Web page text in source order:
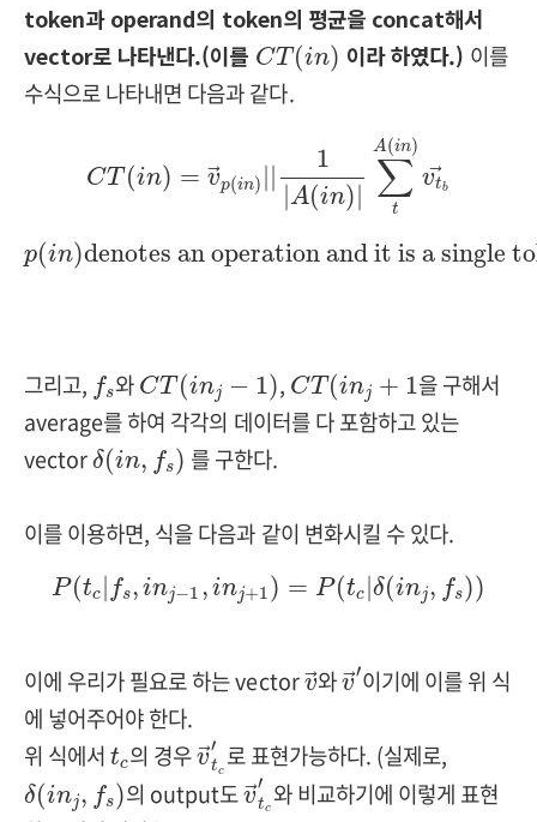
token과 operand의 token의 평균을 concat해서
vector로 나타낸다.(이를 CT (in)
CT(in) 이라 하였다.) 이를
수식으로 나타내면 다음과 같다.
CT (in) = →
vp(in) ||
1
|A(in)|
A(in)
∑
t
→
vtb
∑tA
p(in)denotes an operation and it is a single
p(in)denotes an operation and it is a
그리고, fs
fs 와 CT(inj − 1)
CT(inj− , CT (inj + 1
CT(inj+ 1
을 구해서
average를 하여 각각의 데이터를 다 포함하고 있는
vectorδ(in, fs)
δ(in s 를 구한다.
이를 이용하면, 식을 다음과 같이 변화시킬 수 있다.
P(tc | fs, inj−1 ,inj+1) = P(tc |δ(inj, fs))
P tc s,i 1,in 1 P(tc δ(inj, ))
이에 우리가 필요로 하는 vector →
v
v→
와→
v′
v→′
이기에 이를 위 식
에 넣어주어야 한다.
위 식에서tc
t c의 경우→
v
′
tc
v→t c′
로 표현가능하다. (실제로,
δ(inj, fs)
δ(in s) 의 output도→
v
′
tc
v→t c′
와 비교하기에 이렇게 표현